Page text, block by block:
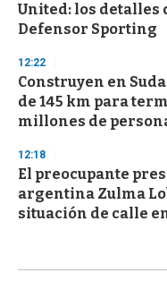
United: los detalles
Defensor Sporting
12:22
Construyen en
de 145 km para
millones de
12:18
El preocupante
argentina Zulma
situación de calle